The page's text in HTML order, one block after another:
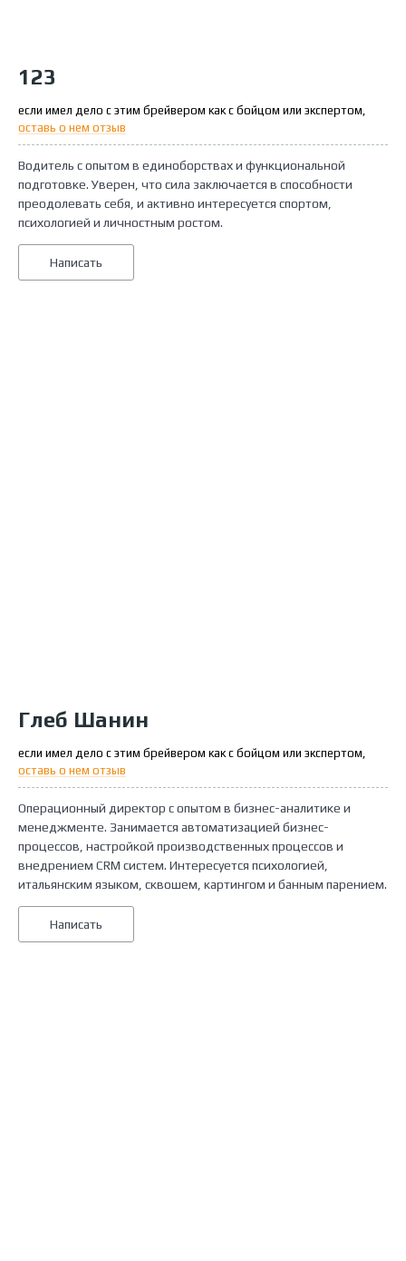
123
если имел дело с этим брейвером как с бойцом или экспертом,
оставь о нем отзыв
Водитель с опытом в единоборствах и функциональной
подготовке. Уверен, что сила заключается в способности
преодолевать себя, и активно интересуется спортом,
психологией и личностным ростом.
Написать
Глеб Шанин
если имел дело с этим брейвером как с бойцом или экспертом,
оставь о нем отзыв
Операционный директор с опытом в бизнес-аналитике и
менеджменте. Занимается автоматизацией бизнес-
процессов, настройкой производственных процессов и
внедрением CRM систем. Интересуется психологией,
итальянским языком, сквошем, картингом и банным парением.
Написать